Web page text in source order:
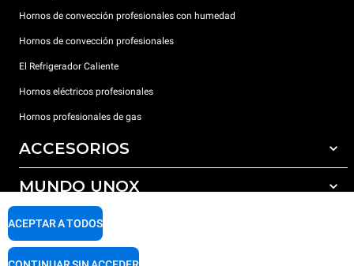
Hornos de convección profesionales con humedad
Hornos de convección profesionales
El Refrigerador Caliente
Hornos eléctricos profesionales
Hornos profesionales de gas
ACCESORIOS
Todos los accesorios
Detergentes para lavado automático
Detergentes para lavado manual
Tratamiento de agua con filtros de resina
MUNDO UNOX
Nuestras sedes en el mundo
SOPORTE
Garantía Unox
ACEPTAR A TODOS